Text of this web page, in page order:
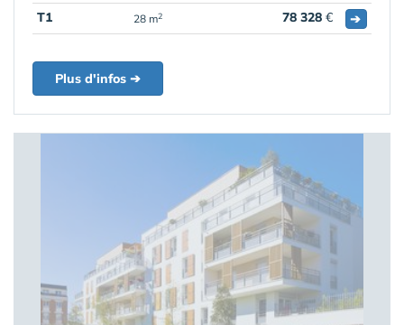
T1 28 m2 78 328 € ➔
Plus d'infos ➔